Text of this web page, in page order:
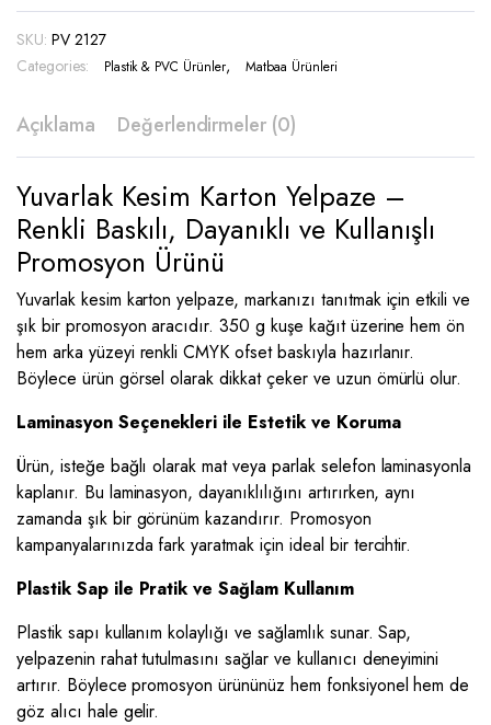
PV
2127
quantity
SKU: PV 2127
Categories:
Plastik & PVC Ürünler, Matbaa Ürünleri
Açıklama Değerlendirmeler (0)
Yuvarlak Kesim Karton Yelpaze –
Renkli Baskılı, Dayanıklı ve Kullanışlı
Promosyon Ürünü
Yuvarlak kesim karton yelpaze, markanızı tanıtmak için etkili ve
şık bir promosyon aracıdır. 350 g kuşe kağıt üzerine hem ön
hem arka yüzeyi renkli CMYK ofset baskıyla hazırlanır.
Böylece ürün görsel olarak dikkat çeker ve uzun ömürlü olur.
Laminasyon Seçenekleri ile Estetik ve Koruma
Ürün, isteğe bağlı olarak mat veya parlak selefon laminasyonla
kaplanır. Bu laminasyon, dayanıklılığını artırırken, aynı
zamanda şık bir görünüm kazandırır. Promosyon
kampanyalarınızda fark yaratmak için ideal bir tercihtir.
Plastik Sap ile Pratik ve Sağlam Kullanım
Plastik sapı kullanım kolaylığı ve sağlamlık sunar. Sap,
yelpazenin rahat tutulmasını sağlar ve kullanıcı deneyimini
artırır. Böylece promosyon ürününüz hem fonksiyonel hem de
göz alıcı hale gelir.